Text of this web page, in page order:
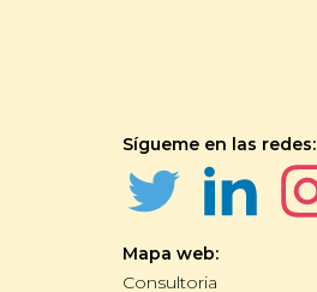
Sígueme en las redes:
Mapa web:
Consultoria